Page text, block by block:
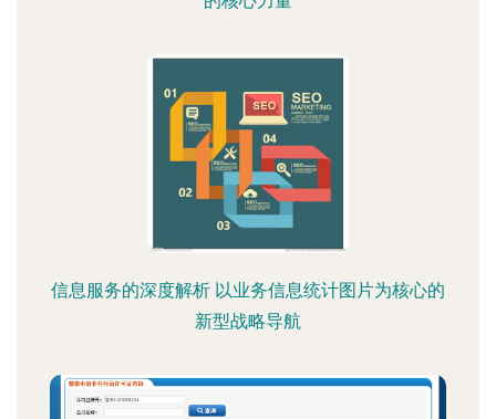
信息服务的深度解析 以业务信息统计图片为核心的
新型战略导航